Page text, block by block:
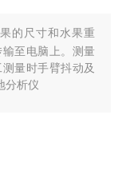
的尺寸和水果重
至电脑上。测量
量时手臂抖动及
分析仪